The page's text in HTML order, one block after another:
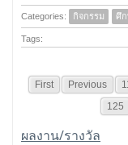
Categories: กิจกรรม ศึก
Tags:
First Previous
125
ผลงาน/รางวัล